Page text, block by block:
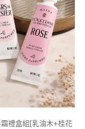
霜禮盒組[乳油木+桂花